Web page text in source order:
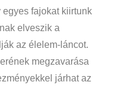
fajokat kiirtunk
elveszik a
az élelem-láncot.
megzavarása
járhat az